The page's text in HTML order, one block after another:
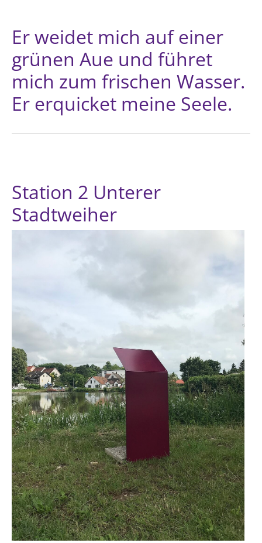
Er weidet mich auf einer
grünen Aue und führet
mich zum frischen Wasser.
Er erquicket meine Seele.
Station 2 Unterer
Stadtweiher